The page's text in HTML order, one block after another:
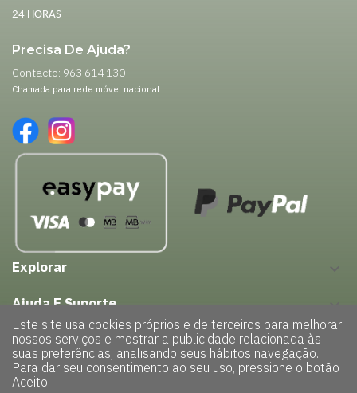
24 HORAS
Precisa De Ajuda?
Contacto: 963 614 130
Chamada para rede móvel nacional
Explorar keyboard_arrow_down
Ajuda E Suporte
Este site usa cookies próprios e de terceiros para melhorar
nossos serviços e mostrar a publicidade relacionada às
suas preferências, analisando seus hábitos navegação.
Para dar seu consentimento ao seu uso, pressione o botão
Aceito.